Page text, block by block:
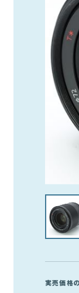
実売価格